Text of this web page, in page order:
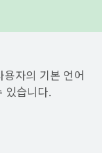
자의 기본 언어
있습니다.